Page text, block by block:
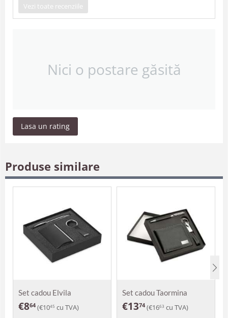
Vezi toate recenziile
Nici o postare găsită
Lasa un rating
Produse similare
Set cadou Elvila
€864 (€1045 cu TVA)
Set cadou Taormina
€1374 (€1663 cu TVA)